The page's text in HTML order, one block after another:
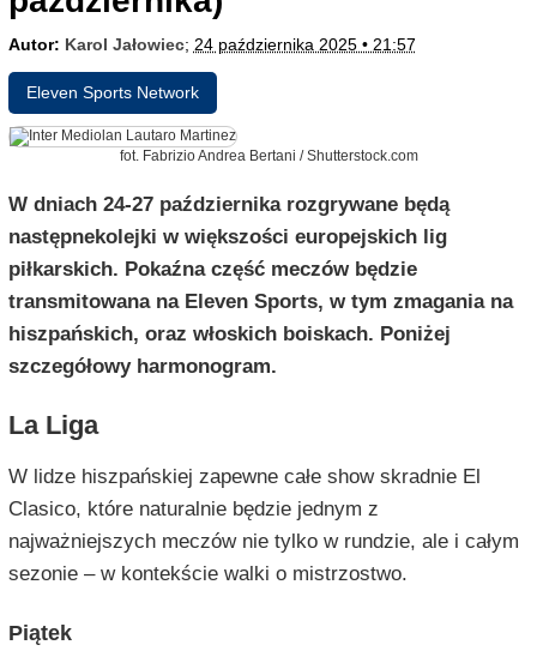
Autor: Karol Jałowiec; 24 października 2025 • 21:57
Eleven Sports Network
fot. Fabrizio Andrea Bertani / Shutterstock.com
W dniach 24-27 października rozgrywane będą
następnekolejki w większości europejskich lig
piłkarskich. Pokaźna część meczów będzie
transmitowana na Eleven Sports, w tym zmagania na
hiszpańskich, oraz włoskich boiskach. Poniżej
szczegółowy harmonogram.
La Liga
W lidze hiszpańskiej zapewne całe show skradnie El
Clasico, które naturalnie będzie jednym z
najważniejszych meczów nie tylko w rundzie, ale i całym
sezonie – w kontekście walki o mistrzostwo.
Piątek